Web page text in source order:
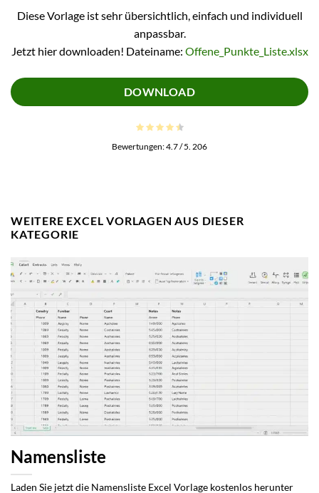
Diese Vorlage ist sehr übersichtlich, einfach und individuell
anpassbar.
Jetzt hier downloaden! Dateiname: Offene_Punkte_Liste.xlsx
DOWNLOAD
Bewertungen:4.7/ 5. 206
WEITERE EXCEL VORLAGEN AUS DIESER
KATEGORIE
Namensliste
Laden Sie jetzt die Namensliste Excel Vorlage kostenlos herunter